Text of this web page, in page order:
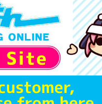
※詳細につきましてはコチラ
状態 :B
オンライン
在庫あり 590円 税込